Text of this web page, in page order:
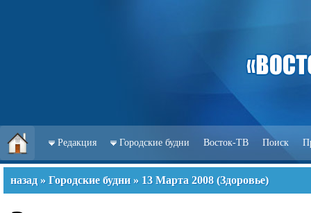
Редакция Городские будни Восток-ТВ Поиск
назад » Городские будни » 13 Марта 2008 (Здоровье)